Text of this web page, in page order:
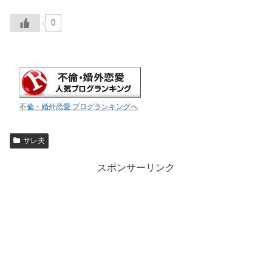
0
不倫・婚外恋愛 ブログランキングへ
サレ夫
スポンサーリンク